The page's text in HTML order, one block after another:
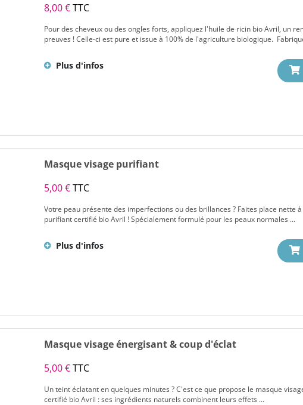
8,00 €TTC
Pour des cheveux ou des ongles forts, appliquez l'huile de ricin bio Avril, un
preuves ! Celle-ci est pure et issue à 100% de l'agriculture biologique.
Plus d'infos
Masque visage purifiant
5,00 €TTC
Votre peau présente des imperfections ou des brillances ? Faites place nette
purifiant certifié bio Avril ! Spécialement formulé pour les peaux normales ...
Plus d'infos
Masque visage énergisant & coup d'éclat
5,00 €TTC
Un teint éclatant en quelques minutes ? C'est ce que propose le masque
certifié bio Avril : ses ingrédients naturels combinent leurs effets ...